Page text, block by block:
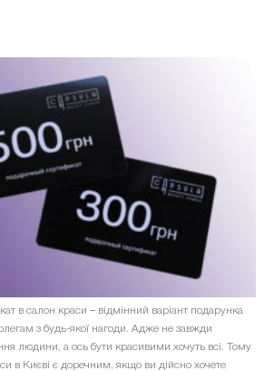
в салон краси – відмінний варіант подарунка
з будь-якої нагоди. Адже не завжди
людини, а ось бути красивими хочуть всі. Тому
в Києві є доречним, якщо ви дійсно хочете